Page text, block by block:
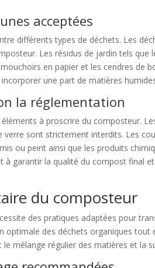
acceptées
différents types de déchets. Les
Les résidus de jardin tels
en papier et les cendres de
une part de matières
la réglementation
à proscrire du composteur.
verre sont strictement interdits. Les
ou peint ainsi que les produits
à garantir la qualité du compost final
du composteur
des pratiques adaptées pour
optimale des déchets organiques tout
mélange régulier des matières et la